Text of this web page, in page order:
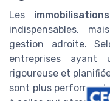
Les immobilisations
indispensables,
gestion adroite.
entreprises ayant
rigoureuse et
sont plus